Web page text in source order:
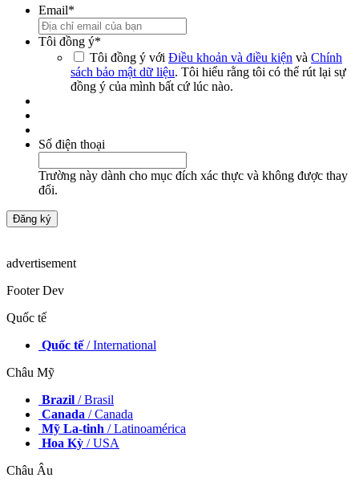
Email*
Tôi đồng ý*
Tôi đồng ý với Điều khoản và điều kiện và Chính
sách bảo mật dữ liệu. Tôi hiểu rằng tôi có thể rút lại sự
đồng ý của mình bất cứ lúc nào.
Số điện thoại
Trường này dành cho mục đích xác thực và không được thay
đổi.
advertisement
Footer Dev
Quốc tế
Quốc tế/ International
Châu Mỹ
Brazil / Brasil
Canada / Canada
Mỹ La-tinh / Latinoamérica
Hoa Kỳ / USA
Châu Âu